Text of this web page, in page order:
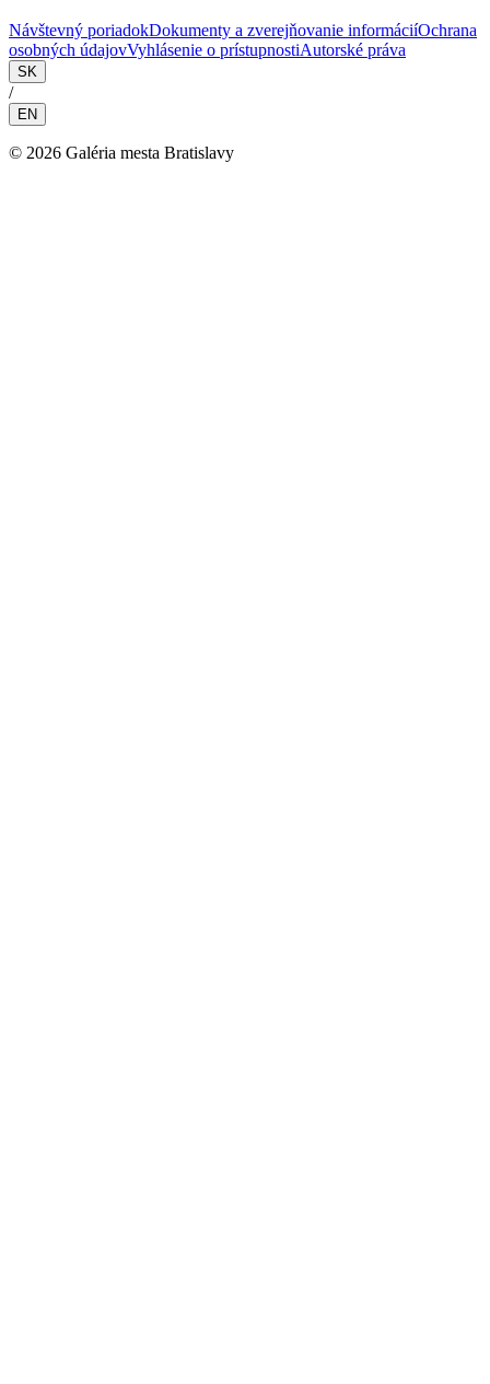
Návštevný poriadokDokumenty a zverejňovanie informáciíOchrana
osobných údajovVyhlásenie o prístupnostiAutorské práva
SK
/
EN
© 2026 Galéria mesta Bratislavy